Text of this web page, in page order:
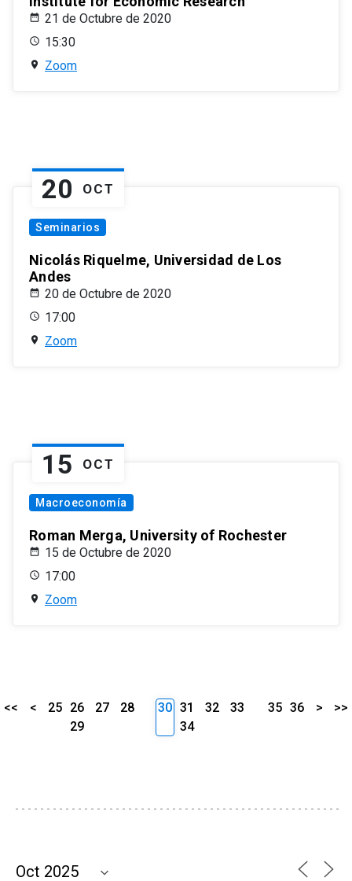
21 de Octubre de 2020
15:30
Zoom
20 OCT
Seminarios
Nicolás Riquelme, Universidad de Los
Andes
20 de Octubre de 2020
17:00
Zoom
15 OCT
Macroeconomía
Roman Merga, University of Rochester
15 de Octubre de 2020
17:00
Zoom
<< < 25 26 27
28
29
30 31 32
33
34
35 36 > >>